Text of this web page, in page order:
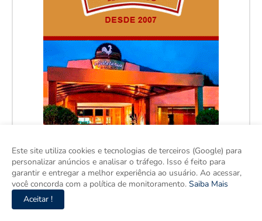
Este site utiliza cookies e tecnologias de terceiros (Google) para
personalizar anúncios e analisar o tráfego. Isso é feito para
garantir e entregar a melhor experiência ao usuário. Ao acessar,
você concorda com a política de monitoramento. Saiba Mais
Aceitar !